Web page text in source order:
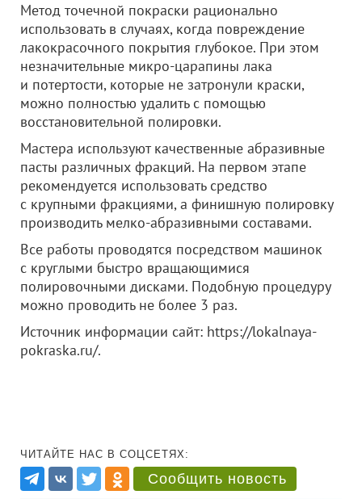
Метод точечной покраски рационально
использовать в случаях, когда повреждение
лакокрасочного покрытия глубокое. При этом
незначительные микро-царапины лака
и потертости, которые не затронули краски,
можно полностью удалить с помощью
восстановительной полировки.
Мастера используют качественные абразивные
пасты различных фракций. На первом этапе
рекомендуется использовать средство
с крупными фракциями, а финишную полировку
производить мелко-абразивными составами.
Все работы проводятся посредством машинок
с круглыми быстро вращающимися
полировочными дисками. Подобную процедуру
можно проводить не более 3 раз.
Источник информации сайт: https://lokalnaya-
pokraska.ru/.
ЧИТАЙТЕ НАС В СОЦСЕТЯХ:
Сообщить новость